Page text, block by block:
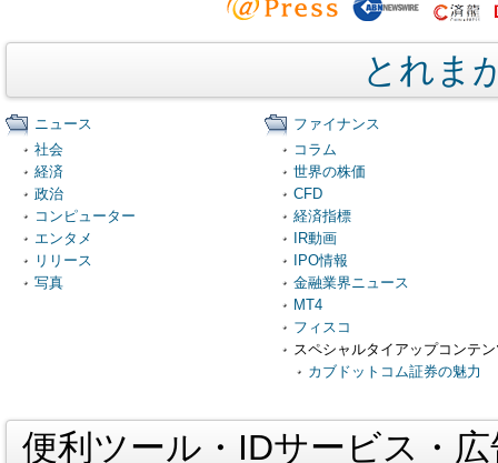
とれま
ニュース
社会
経済
政治
コンピューター
エンタメ
リリース
写真
ファイナンス
コラム
世界の株価
CFD
経済指標
IR動画
IPO情報
金融業界ニュース
MT4
フィスコ
スペシャルタイアップコンテ
カブドットコム証券の魅力
便利ツール・IDサービス・